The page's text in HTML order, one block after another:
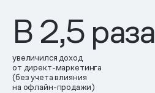
В2,5 раза
увеличился доход
от директ-маркетинга
(без учета влияния
на офлайн-продажи)